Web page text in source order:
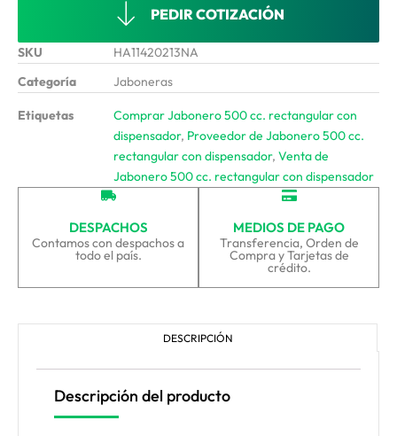
PEDIR COTIZACIÓN
SKU
HA11420213NA
Categoría
Jaboneras
Etiquetas
Comprar Jabonero 500 cc. rectangular con
dispensador, Proveedor de Jabonero 500 cc.
rectangular con dispensador, Venta de
Jabonero 500 cc. rectangular con dispensador
DESPACHOS
Contamos con despachos a
todo el país.
MEDIOS DE PAGO
Transferencia, Orden de
Compra y Tarjetas de
crédito.
DESCRIPCIÓN
Descripción del producto